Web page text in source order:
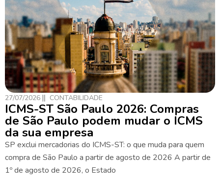
27/07/2026 CONTABILIDADE
ICMS-ST São Paulo 2026: Compras
de São Paulo podem mudar o ICMS
da sua empresa
SP exclui mercadorias do ICMS-ST: o que muda para quem
compra de São Paulo a partir de agosto de 2026 A partir de
1º de agosto de 2026, o Estado